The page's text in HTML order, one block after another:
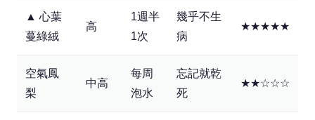
▲ 心葉
蔓綠絨
高
1週半
1次
幾乎不生
病
★★★★★
空氣鳳
梨
中高
每周
泡水
忘記就乾
死
★★☆☆☆